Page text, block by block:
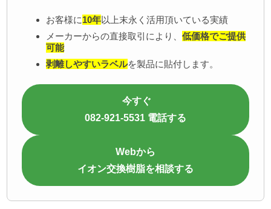
お客様に10年以上末永く活用頂いている実績
メーカーからの直接取引により、低価格でご提供
可能
剥離しやすいラベルを製品に貼付します。
今すぐ
082-921-5531 電話する
Webから
イオン交換樹脂を相談する